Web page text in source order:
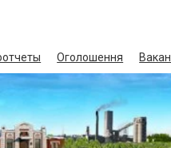
Оголошення